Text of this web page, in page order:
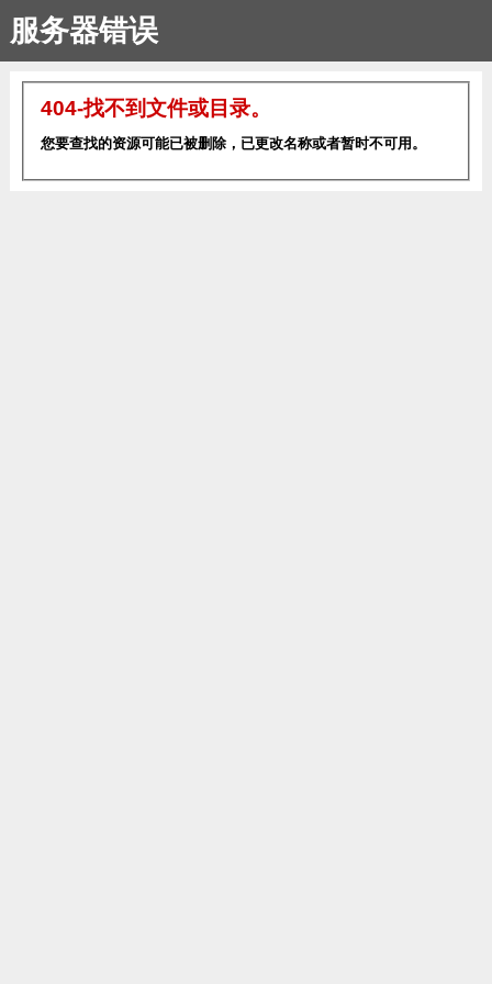
服务器错误
404-找不到文件或目录。
您要查找的资源可能已被删除，已更改名称或者暂时不可用。